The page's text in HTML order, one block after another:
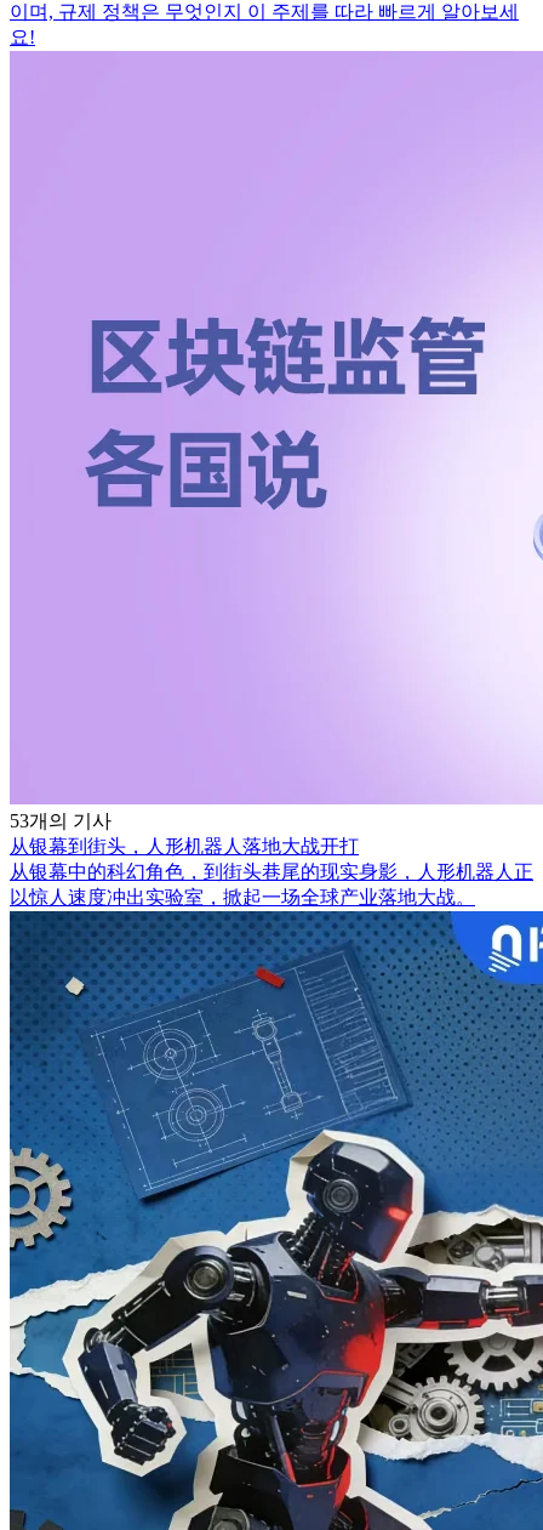
이며, 규제 정책은 무엇인지 이 주제를 따라 빠르게 알아보세
요!
53개의 기사
从银幕到街头，人形机器人落地大战开打
从银幕中的科幻角色，到街头巷尾的现实身影，人形机器人正
以惊人速度冲出实验室，掀起一场全球产业落地大战。